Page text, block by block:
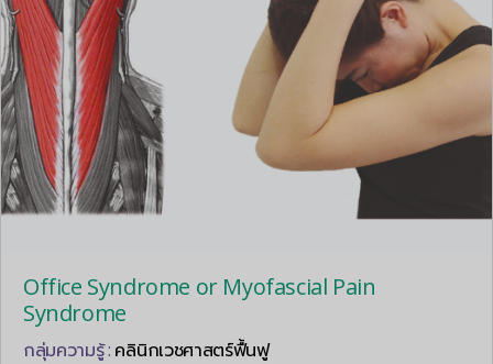
Office Syndrome or Myofascial Pain
Syndrome
กลุ่มความรู้ : คลินิกเวชศาสตร์ฟื้นฟู